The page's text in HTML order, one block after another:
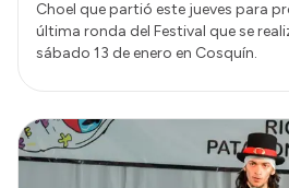
Choel que partió este jueves para
última ronda del Festival que se
sábado 13 de enero en Cosquín.